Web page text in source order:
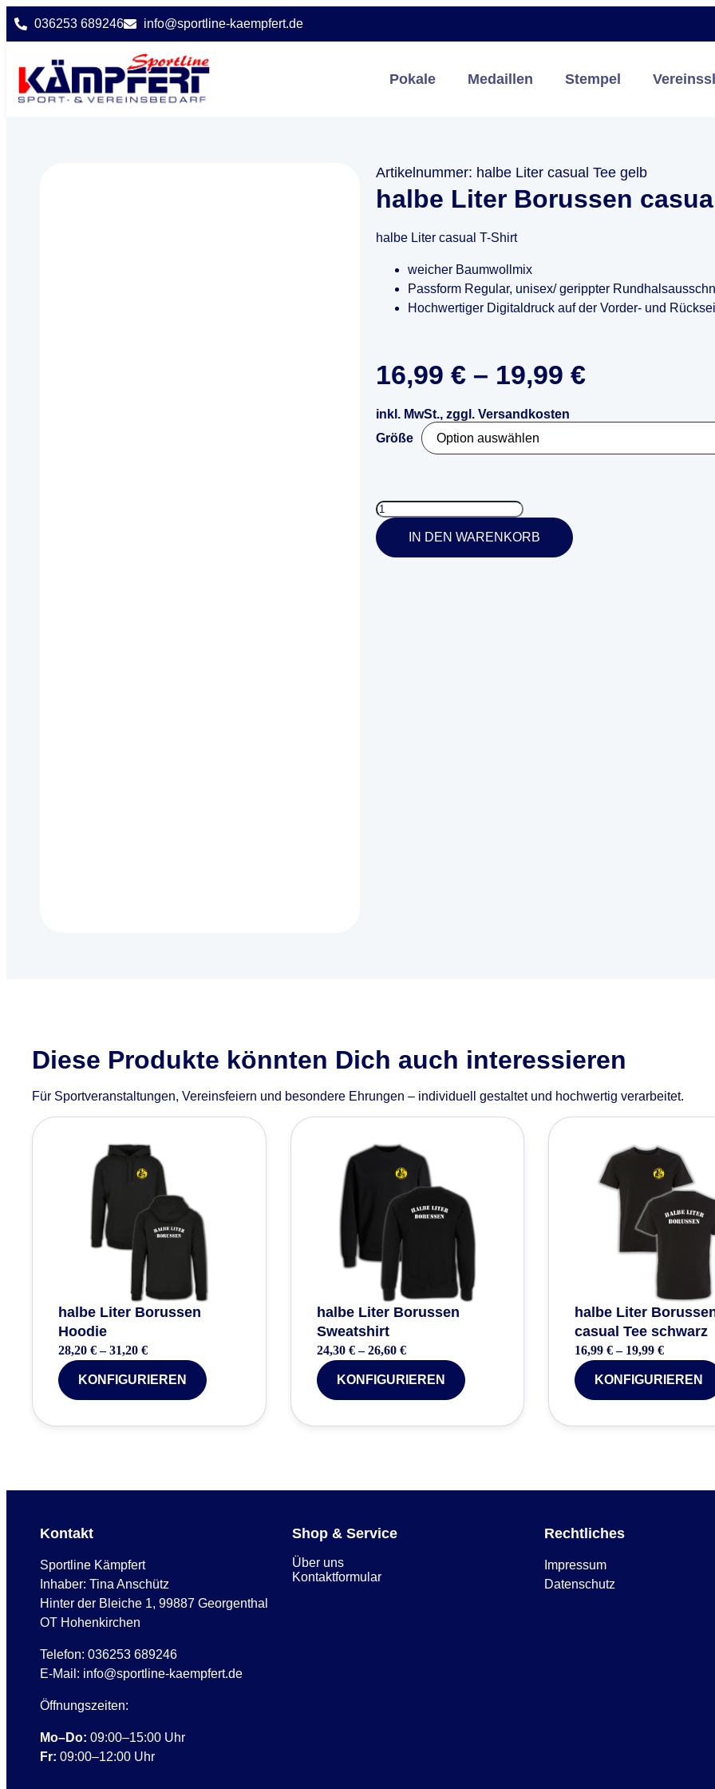
036253 689246 info@sportline-kaempfert.de
Pokale Medaillen Stempel
Artikelnummer: halbe Liter casual Tee gelb
halbe Liter Borussen
halbe Liter casual T-Shirt
weicher Baumwollmix
Passform Regular, unisex/ gerippter
Hochwertiger Digitaldruck auf der Vorder- und
16,99€ – 19,99€
inkl. MwSt., zggl. Versandkosten
Größe
IN DEN WARENKORB
Diese Produkte könnten Dich auch interessieren
Für Sportveranstaltungen, Vereinsfeiern und besondere Ehrungen – individuell gestaltet und hochwertig verarbeitet.
halbe Liter Borussen
Hoodie
28,20 € –31,20 €
KONFIGURIEREN
halbe Liter Borussen
Sweatshirt
24,30 € –26,60 €
KONFIGURIEREN
halbe Liter
casual Tee schwarz
16,99 € – 19,99 €
KONFIGURIEREN
Kontakt
Sportline Kämpfert
Inhaber: Tina Anschütz
Hinter der Bleiche 1, 99887 Georgenthal
OT Hohenkirchen
Telefon: 036253 689246
E-Mail: info@sportline-kaempfert.de
Öffnungszeiten:
Mo–Do: 09:00–15:00 Uhr
Fr: 09:00–12:00 Uhr
Shop & Service
Über uns
Kontaktformular
Rechtliches
Impressum
Datenschutz